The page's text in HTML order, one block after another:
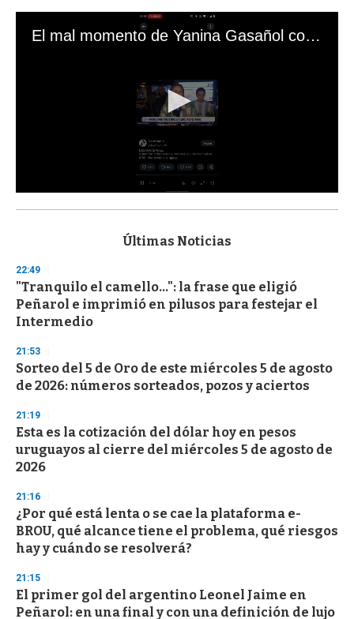
El mal momento de Yanina Gasañol con un hincha argentino en "Subrayado"
s
d
s
o
f
3
s
e
c
o
d
s
Últimas Noticias
22:49
"Tranquilo el camello...": la frase que eligió
Peñarol e imprimió en pilusos para festejar el
Intermedio
21:53
Sorteo del 5 de Oro de este miércoles 5 de agosto
de 2026: números sorteados, pozos y aciertos
21:19
Esta es la cotización del dólar hoy en pesos
uruguayos al cierre del miércoles 5 de agosto de
2026
21:16
¿Por qué está lenta o se cae la plataforma e-
BROU, qué alcance tiene el problema, qué riesgos
hay y cuándo se resolverá?
21:15
El primer gol del argentino Leonel Jaime en
Peñarol: en una final y con una definición de lujo